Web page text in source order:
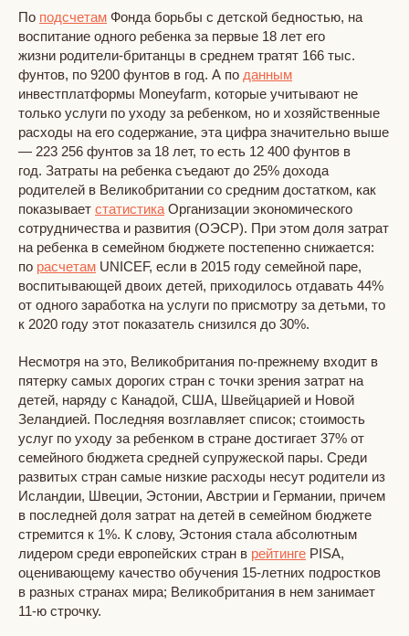
По подсчетам Фонда борьбы с детской бедностью, на
воспитание одного ребенка за первые 18 лет его
жизни родители-британцы в среднем тратят 166 тыс.
фунтов, по 9200 фунтов в год. А по данным
инвестплатформы Moneyfarm, которые учитывают не
только услуги по уходу за ребенком, но и хозяйственные
расходы на его содержание, эта цифра значительно выше
— 223 256 фунтов за 18 лет, то есть 12 400 фунтов в
год. Затраты на ребенка съедают до 25% дохода
родителей в Великобритании со средним достатком, как
показывает статистика Организации экономического
сотрудничества и развития (ОЭСР). При этом доля затрат
на ребенка в семейном бюджете постепенно снижается:
по расчетам UNICEF, если в 2015 году семейной паре,
воспитывающей двоих детей, приходилось отдавать 44%
от одного заработка на услуги по присмотру за детьми, то
к 2020 году этот показатель снизился до 30%.
Несмотря на это, Великобритания по-прежнему входит в
пятерку самых дорогих стран с точки зрения затрат на
детей, наряду с Канадой, США, Швейцарией и Новой
Зеландией. Последняя возглавляет список; стоимость
услуг по уходу за ребенком в стране достигает 37% от
семейного бюджета средней супружеской пары. Среди
развитых стран самые низкие расходы несут родители из
Исландии, Швеции, Эстонии, Австрии и Германии, причем
в последней доля затрат на детей в семейном бюджете
стремится к 1%. К слову, Эстония стала абсолютным
лидером среди европейских стран в рейтинге PISA,
оценивающему качество обучения 15-летних подростков
в разных странах мира; Великобритания в нем занимает
11-ю строчку.